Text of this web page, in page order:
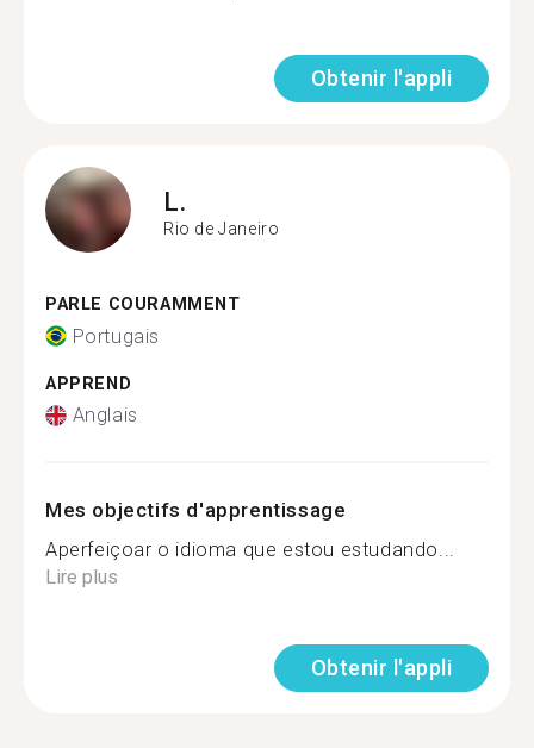
Obtenir l'appli
L.
Rio de Janeiro
PARLE COURAMMENT
Portugais
APPREND
Anglais
Mes objectifs d'apprentissage
Aperfeiçoar o idioma que estou estudando...
Lire plus
Obtenir l'appli